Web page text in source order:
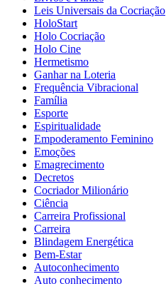
Leis Universais da Cocriação
HoloStart
Holo Cocriação
Holo Cine
Hermetismo
Ganhar na Loteria
Frequência Vibracional
Família
Esporte
Espiritualidade
Empoderamento Feminino
Emoções
Emagrecimento
Decretos
Cocriador Milionário
Ciência
Carreira Profissional
Carreira
Blindagem Energética
Bem-Estar
Autoconhecimento
Auto conhecimento